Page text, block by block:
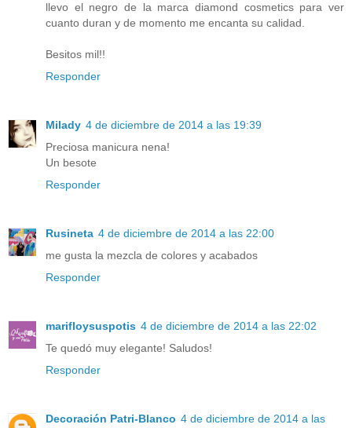
llevo el negro de la marca diamond cosmetics para ver
cuanto duran y de momento me encanta su calidad.
Besitos mil!!
Responder
Milady 4 de diciembre de 2014 a las 19:39
Preciosa manicura nena!
Un besote
Responder
Rusineta 4 de diciembre de 2014 a las 22:00
me gusta la mezcla de colores y acabados
Responder
marifloysuspotis 4 de diciembre de 2014 a las 22:02
Te quedó muy elegante! Saludos!
Responder
Decoración Patri-Blanco 4 de diciembre de 2014 a las